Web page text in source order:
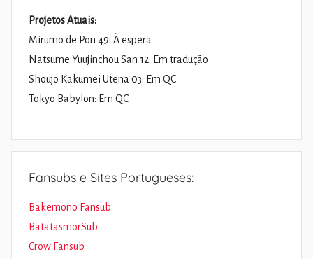
Projetos Atuais:
Mirumo de Pon 49: À espera
Natsume Yuujinchou San 12: Em tradução
Shoujo Kakumei Utena 03: Em QC
Tokyo Babylon: Em QC
Fansubs e Sites Portugueses:
Bakemono Fansub
BatatasmorSub
Crow Fansub